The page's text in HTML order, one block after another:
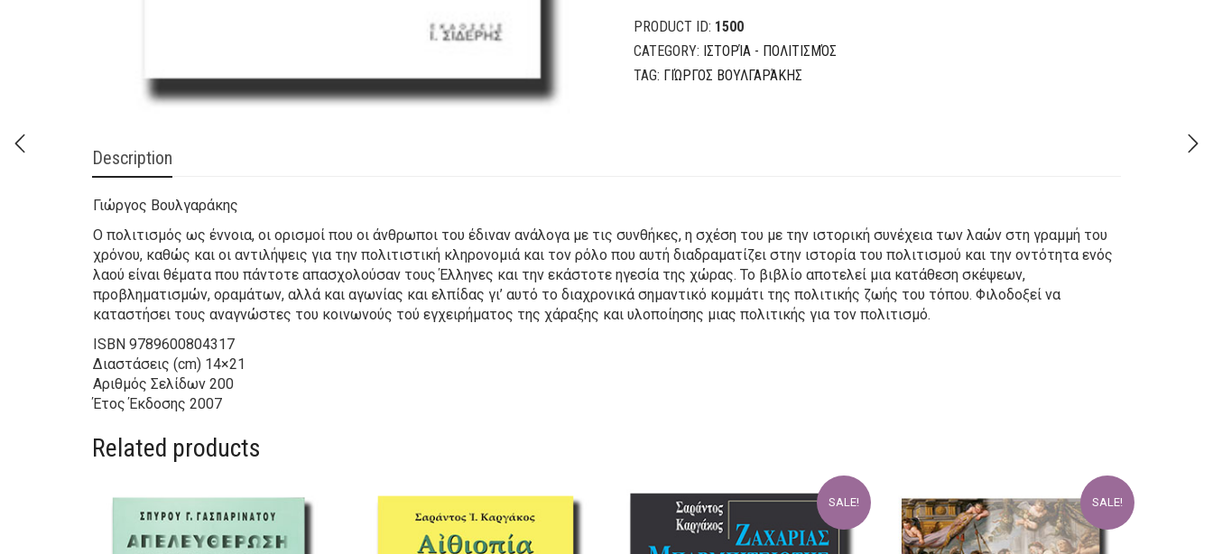
PRODUCT ID: 1500
CATEGORY: ΙΣΤΟΡΊΑ - ΠΟΛΙΤΙΣΜΌΣ
TAG: ΓΙΏΡΓΟΣ ΒΟΥΛΓΑΡΆΚΗΣ
Description
Γιώργος Βουλγαράκης
Ο πολιτισμός ως έννοια, οι ορισμοί που οι άνθρωποι του έδιναν ανάλογα με τις συνθήκες, η σχέση του με την ιστορική συνέχεια των λαών στη γραμμή του
χρόνου, καθώς και οι αντιλήψεις για την πολιτιστική κληρονομιά και τον ρόλο που αυτή διαδραματίζει στην ιστορία του πολιτισμού και την οντότητα ενός
λαού είναι θέματα που πάντοτε απασχολούσαν τους Έλληνες και την εκάστοτε ηγεσία της χώρας. Το βιβλίο αποτελεί μια κατάθεση σκέψεων,
προβληματισμών, οραμάτων, αλλά και αγωνίας και ελπίδας γι’ αυτό το διαχρονικά σημαντικό κομμάτι της πολιτικής ζωής του τόπου. Φιλοδοξεί να
καταστήσει τους αναγνώστες του κοινωνούς τού εγχειρήματος της χάραξης και υλοποίησης μιας πολιτικής για τον πολιτισμό.
ISBN 9789600804317
Διαστάσεις (cm) 14×21
Αριθμός Σελίδων 200
Έτος Έκδοσης 2007
Related products
SALE! SALE!